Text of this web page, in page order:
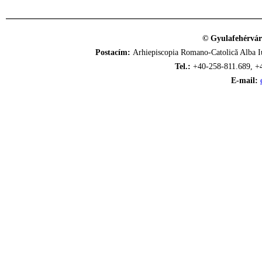
©
Postacím: Arhiepiscopia Romano-Catolică
Tel.: +40-258-811.689,
E-mail: